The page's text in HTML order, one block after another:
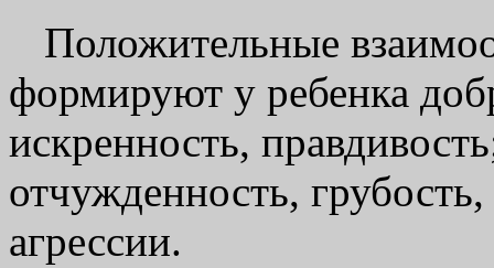
Положительные
формируют у ребенка
искренность,
отчужденность,
агрессии.